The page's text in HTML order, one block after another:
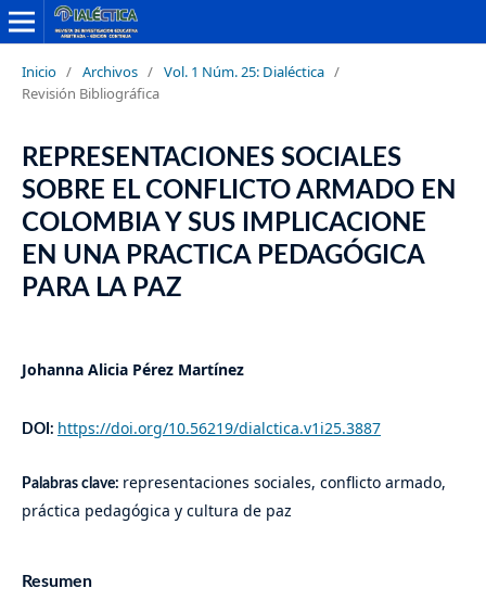
Inicio / Archivos / Vol. 1 Núm. 25: Dialéctica /
Revisión Bibliográfica
REPRESENTACIONES SOCIALES
SOBRE EL CONFLICTO ARMADO EN
COLOMBIA Y SUS IMPLICACIONE
EN UNA PRACTICA PEDAGÓGICA
PARA LA PAZ
Johanna Alicia Pérez Martínez
DOI: https://doi.org/10.56219/dialctica.v1i25.3887
Palabras clave: representaciones sociales, conflicto armado,
práctica pedagógica y cultura de paz
Resumen